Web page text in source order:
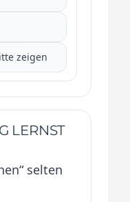
zeigen
LERNST
selten